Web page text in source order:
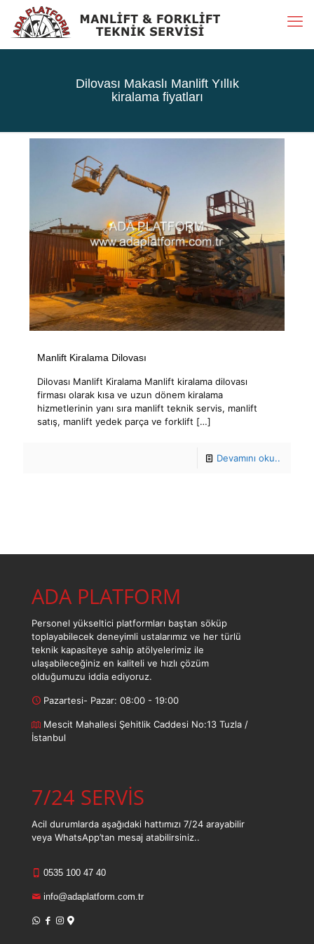
Dilovası Makaslı Manlift Yıllık
kiralama fiyatları
Manlift Kiralama Dilovası
Dilovası Manlift Kiralama Manlift kiralama dilovası
firması olarak kısa ve uzun dönem kiralama
hizmetlerinin yanı sıra manlift teknik servis, manlift
satış, manlift yedek parça ve forklift […]
Devamını oku..
ADA PLATFORM
Personel yükseltici platformları baştan söküp
toplayabilecek deneyimli ustalarımız ve her türlü
teknik kapasiteye sahip atölyelerimiz ile
ulaşabileceğiniz en kaliteli ve hızlı çözüm
olduğumuzu iddia ediyoruz.
Pazartesi- Pazar: 08:00 - 19:00
Mescit Mahallesi Şehitlik Caddesi No:13 Tuzla /
İstanbul
7/24 SERVİS
Acil durumlarda aşağıdaki hattımızı 7/24 arayabilir
veya WhatsApp’tan mesaj atabilirsiniz..
0535 100 47 40
info@adaplatform.com.tr